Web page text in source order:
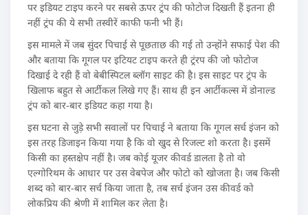
पर इडियट टाइप करने पर सबसे ऊपर ट्रंप की फोटोज दिखती हैं इतना ही
नहीं ट्रंप की ये सभी तस्वीरें काफी फनी भी हैं।
इस मामले में जब सुंदर पिचाई से पूछताछ की गई तो उन्होंने सफाई पेश की
और बताया कि गूगल पर इटियट टाइप करते ही ट्रंरप की जो फोटोज
दिखाई दे रही हैं वो बेबीस्पिटल ब्लॉग साइट की है। इस साइट पर ट्रंप के
खिलाफ बहुत से आर्टीकल लिखे गए हैं। साथ ही इन आर्टीकल्स में डोनाल्ड
ट्रंप को बार-बार इडियट कहा गया है।
इस घटना से जुड़े सभी सवालों पर पिचाई ने बताया कि गूगल सर्च इंजन को
इस तरह डिजाइन किया गया है कि वो खुद से रिजल्ट शो करता है। इसमें
किसी का हस्तक्षेप नहीं है। जब कोई यूजर कीवर्ड डालता है तो वो
एल्‍गोरिथम के आधार पर उस वेबपेज और फोटो को खोजता है। जब किसी
शब्‍द को बार-बार सर्च किया जाता है, तब सर्च इंजन उस कीवर्ड को
लोकप्रिय की श्रेणी में शामिल कर लेता है।